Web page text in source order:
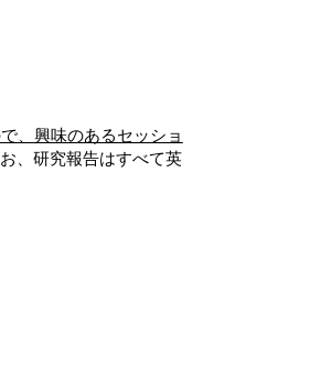
、興味のあるセッショ
、研究報告はすべて英